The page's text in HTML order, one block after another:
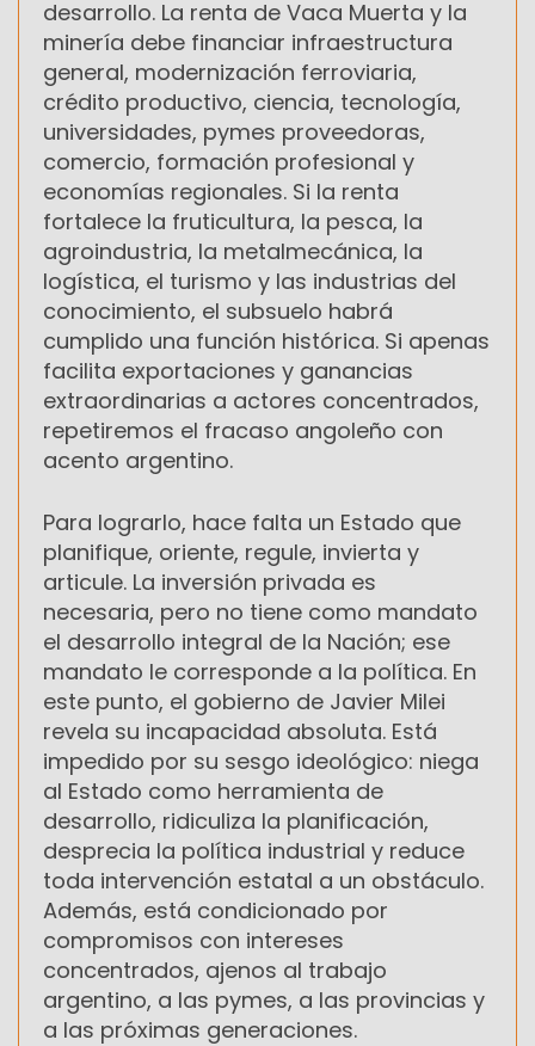
desarrollo. La renta de Vaca Muerta y la
minería debe financiar infraestructura
general, modernización ferroviaria,
crédito productivo, ciencia, tecnología,
universidades, pymes proveedoras,
comercio, formación profesional y
economías regionales. Si la renta
fortalece la fruticultura, la pesca, la
agroindustria, la metalmecánica, la
logística, el turismo y las industrias del
conocimiento, el subsuelo habrá
cumplido una función histórica. Si apenas
facilita exportaciones y ganancias
extraordinarias a actores concentrados,
repetiremos el fracaso angoleño con
acento argentino.
Para lograrlo, hace falta un Estado que
planifique, oriente, regule, invierta y
articule. La inversión privada es
necesaria, pero no tiene como mandato
el desarrollo integral de la Nación; ese
mandato le corresponde a la política. En
este punto, el gobierno de Javier Milei
revela su incapacidad absoluta. Está
impedido por su sesgo ideológico: niega
al Estado como herramienta de
desarrollo, ridiculiza la planificación,
desprecia la política industrial y reduce
toda intervención estatal a un obstáculo.
Además, está condicionado por
compromisos con intereses
concentrados, ajenos al trabajo
argentino, a las pymes, a las provincias y
a las próximas generaciones.